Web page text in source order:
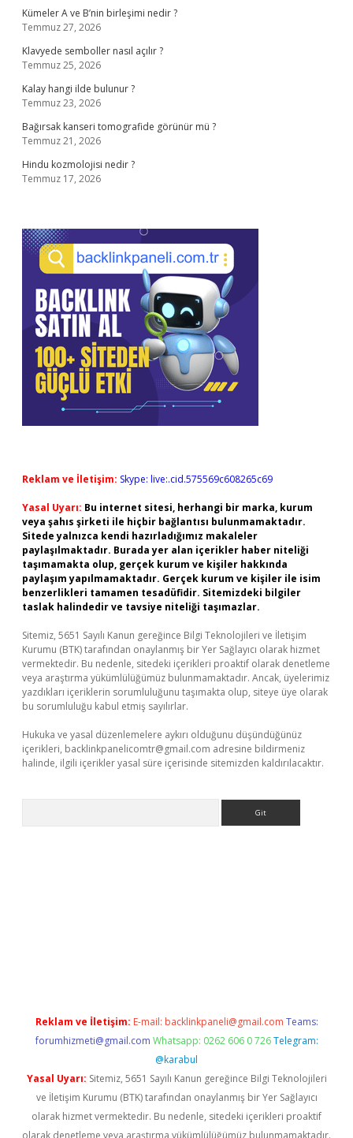
Kümeler A ve B’nin birleşimi nedir ?
Temmuz 27, 2026
Klavyede semboller nasıl açılır ?
Temmuz 25, 2026
Kalay hangi ilde bulunur ?
Temmuz 23, 2026
Bağırsak kanseri tomografide görünür mü ?
Temmuz 21, 2026
Hindu kozmolojisi nedir ?
Temmuz 17, 2026
Reklam ve İletişim: Skype: live:.cid.575569c608265c69
Yasal Uyarı: Bu internet sitesi, herhangi bir marka, kurum
veya şahıs şirketi ile hiçbir bağlantısı bulunmamaktadır.
Sitede yalnızca kendi hazırladığımız makaleler
paylaşılmaktadır. Burada yer alan içerikler haber niteliği
taşımamakta olup, gerçek kurum ve kişiler hakkında
paylaşım yapılmamaktadır. Gerçek kurum ve kişiler ile isim
benzerlikleri tamamen tesadüfidir. Sitemizdeki bilgiler
taslak halindedir ve tavsiye niteliği taşımazlar.
Sitemiz, 5651 Sayılı Kanun gereğince Bilgi Teknolojileri ve İletişim
Kurumu (BTK) tarafından onaylanmış bir Yer Sağlayıcı olarak hizmet
vermektedir. Bu nedenle, sitedeki içerikleri proaktif olarak denetleme
veya araştırma yükümlülüğümüz bulunmamaktadır. Ancak, üyelerimiz
yazdıkları içeriklerin sorumluluğunu taşımakta olup, siteye üye olarak
bu sorumluluğu kabul etmiş sayılırlar.
Hukuka ve yasal düzenlemelere aykırı olduğunu düşündüğünüz
içerikleri, backlinkpanelicomtr@gmail.com adresine bildirmeniz
halinde, ilgili içerikler yasal süre içerisinde sitemizden kaldırılacaktır.
Reklam ve İletişim: E-mail: backlinkpaneli@gmail.com Teams:
forumhizmeti@gmail.com Whatsapp: 0262 606 0 726 Telegram:
@karabul
Yasal Uyarı: Sitemiz, 5651 Sayılı Kanun gereğince Bilgi Teknolojileri
ve İletişim Kurumu (BTK) tarafından onaylanmış bir Yer Sağlayıcı
olarak hizmet vermektedir. Bu nedenle, sitedeki içerikleri proaktif
olarak denetleme veya araştırma yükümlülüğümüz bulunmamaktadır.